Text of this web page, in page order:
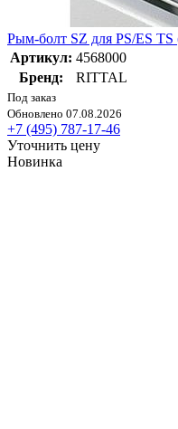
Рым-болт SZ для PS/ES
Артикул: 4568000
Бренд:
RITTAL
Под заказ
Обновлено 07.08.2026
+7 (495) 787-17-46
Уточнить цену
Новинка